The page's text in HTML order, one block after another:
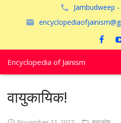
Jambudweep
Encyclopedia of Jainism
पूजायें
वायुकायिक!